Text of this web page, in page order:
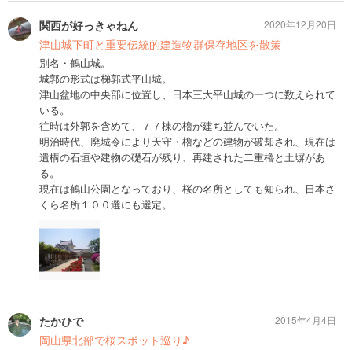
関西が好っきゃねん
津山城下町と重要伝統的建造物群保存地区を散策
別名・鶴山城。
城郭の形式は梯郭式平山城。
津山盆地の中央部に位置し、日本三大平山城の一つに数えられて
いる。
往時は外郭を含めて、７７棟の櫓が建ち並んでいた。
明治時代、廃城令により天守・櫓などの建物が破却され、現在は
遺構の石垣や建物の礎石が残り、再建された二重櫓と土塀があ
る。
現在は鶴山公園となっており、桜の名所としても知られ、日本さ
くら名所１００選にも選定。
2020年12月20日
たかひで
岡山県北部で桜スポット巡り♪
2015年4月4日